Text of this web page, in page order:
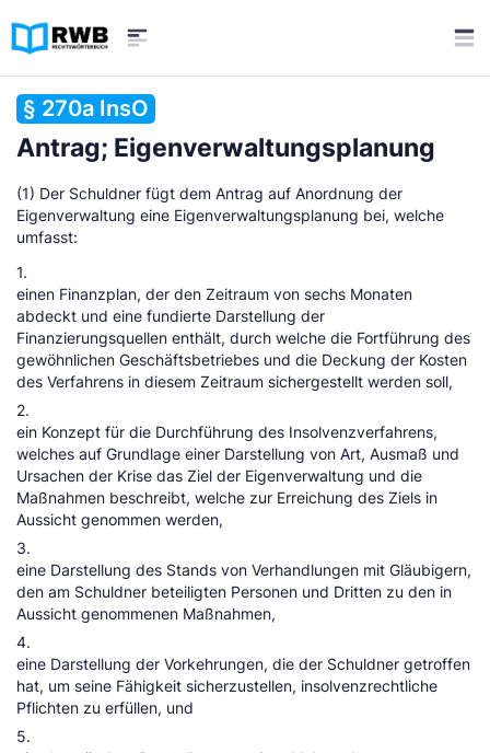
§ 270a InsO
Antrag; Eigenverwaltungsplanung
(1) Der Schuldner fügt dem Antrag auf Anordnung der
Eigenverwaltung eine Eigenverwaltungsplanung bei, welche
umfasst:
1.
einen Finanzplan, der den Zeitraum von sechs Monaten
abdeckt und eine fundierte Darstellung der
Finanzierungsquellen enthält, durch welche die Fortführung des
gewöhnlichen Geschäftsbetriebes und die Deckung der Kosten
des Verfahrens in diesem Zeitraum sichergestellt werden soll,
2.
ein Konzept für die Durchführung des Insolvenzverfahrens,
welches auf Grundlage einer Darstellung von Art, Ausmaß und
Ursachen der Krise das Ziel der Eigenverwaltung und die
Maßnahmen beschreibt, welche zur Erreichung des Ziels in
Aussicht genommen werden,
3.
eine Darstellung des Stands von Verhandlungen mit Gläubigern,
den am Schuldner beteiligten Personen und Dritten zu den in
Aussicht genommenen Maßnahmen,
4.
eine Darstellung der Vorkehrungen, die der Schuldner getroffen
hat, um seine Fähigkeit sicherzustellen, insolvenzrechtliche
Pflichten zu erfüllen, und
5.